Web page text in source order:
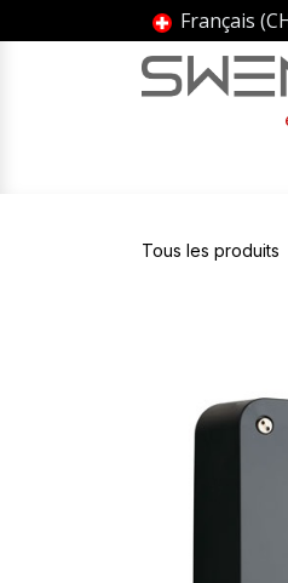
Se rendre au contenu
Français
Tous les produits